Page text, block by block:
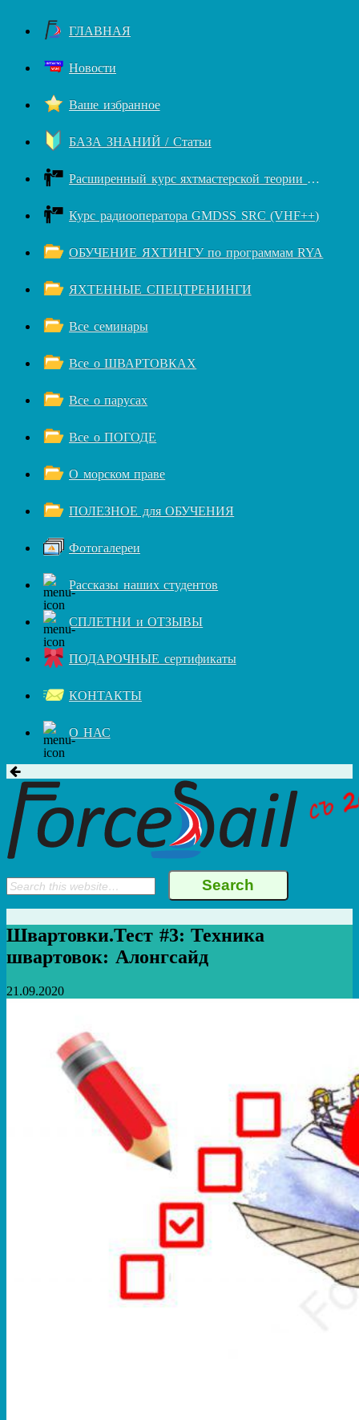
ГЛАВНАЯ
Новости
Ваше избранное
БАЗА ЗНАНИЙ / Статьи
Расширенный курс яхтмастерской теории RYA++
Курс радиооператора GMDSS SRC (VHF++)
ОБУЧЕНИЕ ЯХТИНГУ по программам RYA
ЯХТЕННЫЕ СПЕЦТРЕНИНГИ
Все семинары
Все о ШВАРТОВКАХ
Все о парусах
Все о ПОГОДЕ
О морском праве
ПОЛЕЗНОЕ для ОБУЧЕНИЯ
Фотогалереи
Рассказы наших студентов
СПЛЕТНИ и ОТЗЫВЫ
ПОДАРОЧНЫЕ сертификаты
КОНТАКТЫ
О НАС
Швартовки.Тест #3: Техника
швартовок: Алонгсайд
21.09.2020